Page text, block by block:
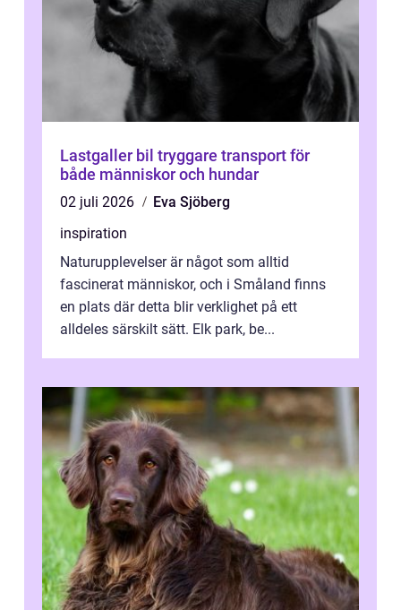
Lastgaller bil tryggare transport för
både människor och hundar
02 juli 2026
Eva Sjöberg
inspiration
Naturupplevelser är något som alltid
fascinerat människor, och i Småland finns
en plats där detta blir verklighet på ett
alldeles särskilt sätt. Elk park, be...